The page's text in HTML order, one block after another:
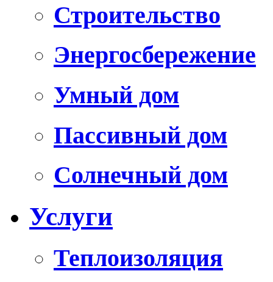
Строительство
Энергосбережение
Умный дом
Пассивный дом
Солнечный дом
Услуги
Теплоизоляция